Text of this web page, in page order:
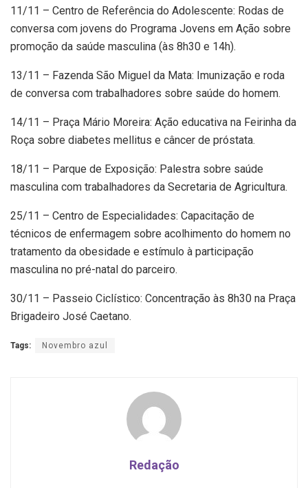
11/11 – Centro de Referência do Adolescente: Rodas de
conversa com jovens do Programa Jovens em Ação sobre
promoção da saúde masculina (às 8h30 e 14h).
13/11 – Fazenda São Miguel da Mata: Imunização e roda
de conversa com trabalhadores sobre saúde do homem.
14/11 – Praça Mário Moreira: Ação educativa na Feirinha da
Roça sobre diabetes mellitus e câncer de próstata.
18/11 – Parque de Exposição: Palestra sobre saúde
masculina com trabalhadores da Secretaria de Agricultura.
25/11 – Centro de Especialidades: Capacitação de
técnicos de enfermagem sobre acolhimento do homem no
tratamento da obesidade e estímulo à participação
masculina no pré-natal do parceiro.
30/11 – Passeio Ciclístico: Concentração às 8h30 na Praça
Brigadeiro José Caetano.
Tags: Novembro azul
Redação